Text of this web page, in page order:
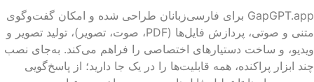
GapGPT.app برای فارسی‌زبانان طراحی شده و امکان گفت‌وگوی
متنی و صوتی، پردازش فایل‌ها (PDF، صوت، تصویر)، تولید تصویر و
و ساخت دستیارهای اختصاصی را فراهم می‌کند. به‌جای نصب
ابزار پراکنده، همه قابلیت‌ها را در یک جا دارید؛ از پاسخ‌گویی